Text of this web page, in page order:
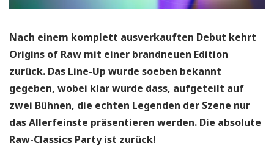
Nach einem komplett ausverkauften Debut kehrt
Origins of Raw mit einer brandneuen Edition
zurück. Das Line-Up wurde soeben bekannt
gegeben, wobei klar wurde dass, aufgeteilt auf
zwei Bühnen, die echten Legenden der Szene nur
das Allerfeinste präsentieren werden. Die absolute
Raw-Classics Party ist zurück!